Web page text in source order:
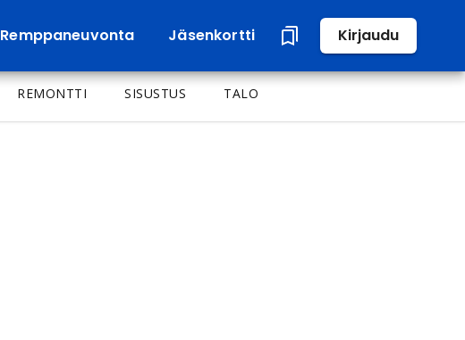
Remppaneuvonta Jäsenkortti Kirjaudu
REMONTTI SISUSTUS TALO